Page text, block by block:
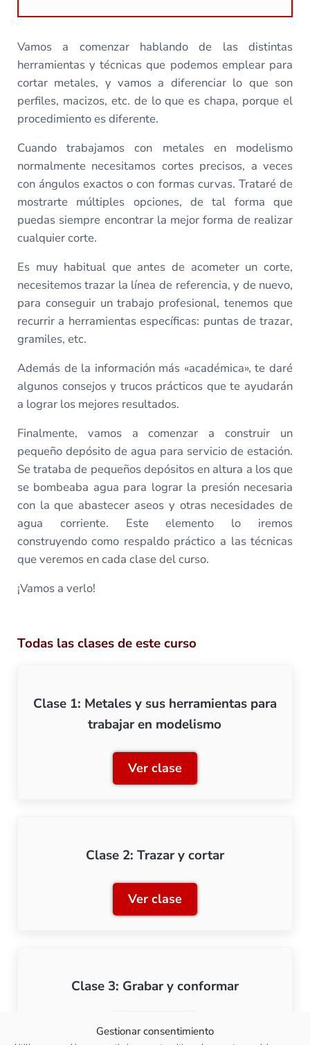
Gestionar consentimiento
Vamos a comenzar hablando de las distintas
herramientas y técnicas que podemos emplear para
cortar metales, y vamos a diferenciar lo que son
perfiles, macizos, etc. de lo que es chapa, porque el
procedimiento es diferente.
Cuando trabajamos con metales en modelismo
normalmente necesitamos cortes precisos, a veces
con ángulos exactos o con formas curvas. Trataré de
mostrarte múltiples opciones, de tal forma que
puedas siempre encontrar la mejor forma de realizar
cualquier corte.
Es muy habitual que antes de acometer un corte,
necesitemos trazar la línea de referencia, y de nuevo,
para conseguir un trabajo profesional, tenemos que
recurrir a herramientas específicas: puntas de trazar,
gramiles, etc.
Además de la información más «académica», te daré
algunos consejos y trucos prácticos que te ayudarán
a lograr los mejores resultados.
Finalmente, vamos a comenzar a construir un
pequeño depósito de agua para servicio de estación.
Se trataba de pequeños depósitos en altura a los que
se bombeaba agua para lograr la presión necesaria
con la que abastecer aseos y otras necesidades de
agua corriente. Este elemento lo iremos
construyendo como respaldo práctico a las técnicas
que veremos en cada clase del curso.
¡Vamos a verlo!
Todas las clases de este curso
Clase 1: Metales y sus herramientas para
trabajar en modelismo
Ver claseClase 1: Metales y sus
Clase 2: Trazar y cortar
Ver claseClase 2: Trazar y cortar
Clase 3: Grabar y conformar
Ver claseClase 3: Grabar y